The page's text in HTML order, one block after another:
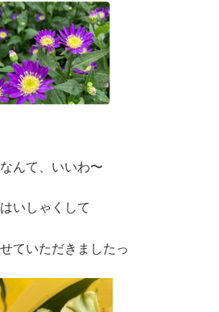
んて、いいわ〜
いしゃくして
ていただきましたっ